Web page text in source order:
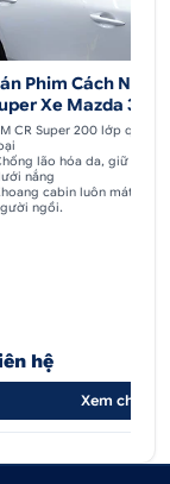
Phim Cách Nhiệt
Xe Mazda 3
CR Super 200 lớp quang
lão hóa da, giữ nội
nắng
cabin luôn mát, bảo
ngồi.
hệ
Xem chi tiết